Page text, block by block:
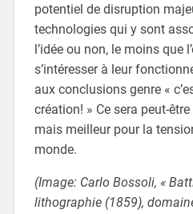
potentiel de disruption
technologies qui y sont
l’idée ou non, le moins que
s’intéresser à leur
aux conclusions genre «
création! » Ce sera peut-
mais meilleur pour la
monde.
(Image: Carlo Bossoli, «
lithographie (1859),